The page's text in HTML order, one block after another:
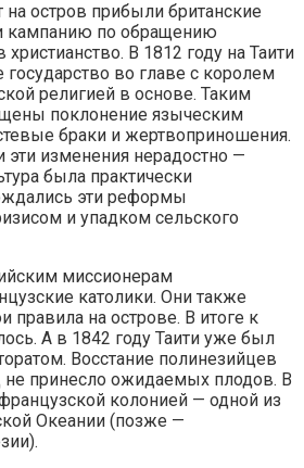
на остров прибыли британские
кампанию по обращению
христианство. В 1812 году на Таити
во главе с королем
религией в основе. Таким
поклонение языческим
браки и жертвоприношения.
эти изменения нерадостно —
была практически
эти реформы
и упадком сельского
миссионерам
католики. Они также
правила на острове. В итоге к
А в 1842 году Таити уже был
Восстание полинезийцев
не принесло ожидаемых плодов. В
колонией — одной из
Океании (позже —